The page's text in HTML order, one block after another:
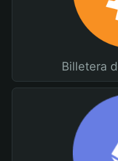
Billetera